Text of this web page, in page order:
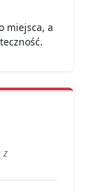
miejsca, a
z